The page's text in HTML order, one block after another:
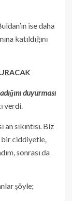
ise daha
katıldığını
duyurması
verdi.
sıkıntısı. Biz
bir ciddiyetle,
sonrası da
şöyle;